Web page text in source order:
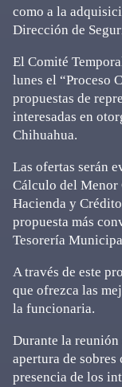
como a la
Dirección de
El Comité
lunes el “Proceso
propuestas de
interesadas en
Chihuahua.
Las ofertas serán
Cálculo del Menor
Hacienda y
propuesta más
Tesorería
A través de este
que ofrezca las
la funcionaria.
Durante la reunión
apertura de
presencia de los